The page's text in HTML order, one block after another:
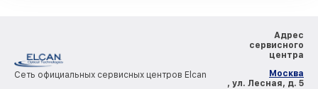
Сеть официальных сервисных центров Elcan
Адрес
сервисного
центра
Москва
, ул. Лесная, д. 5